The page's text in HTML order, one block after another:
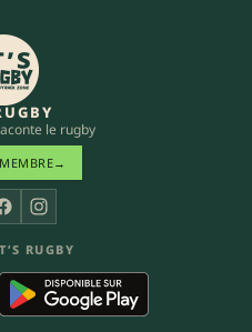
le rugby
→
FacebookInstagram
RUGBY